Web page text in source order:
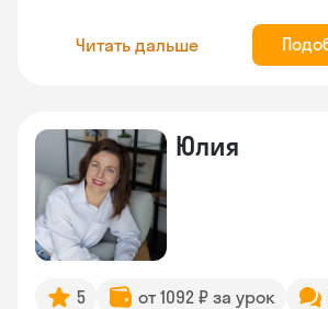
Читать дальше
Юлия
5 от 1092 ₽ за урок